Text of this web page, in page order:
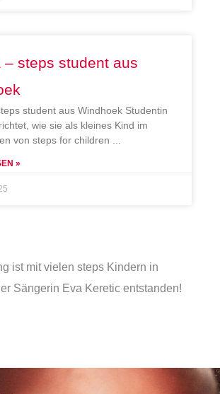
– steps student aus
student aus Windhoek Studentin
wie sie als kleines Kind im
von steps for children
»
ist mit vielen steps Kindern in
Sängerin Eva Keretic entstanden!